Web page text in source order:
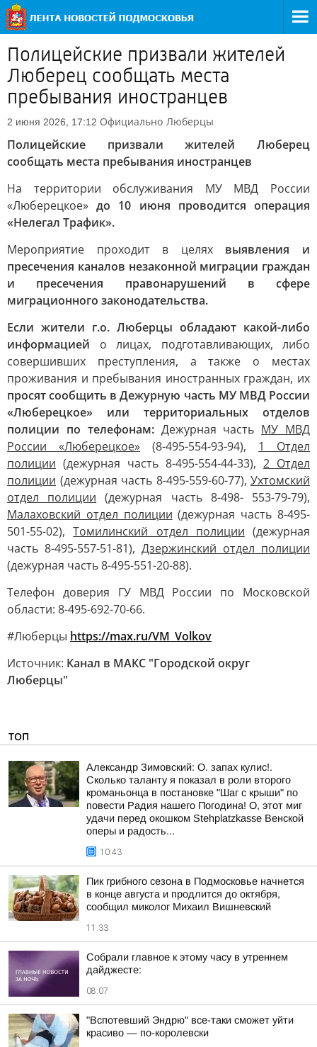
Полицейские призвали жителей
Люберец сообщать места
пребывания иностранцев
2 июня 2026, 17:12 Официально Люберцы
Полицейские призвали жителей Люберец
сообщать места пребывания иностранцев
На территории обслуживания МУ МВД России
«Люберецкое»до 10 июня проводится операция
«Нелегал Трафик».
Мероприятие проходит в целях выявления и
пресечения каналов незаконной миграции граждан
и пресечения правонарушений в сфере
миграционного законодательства.
Если жители г.о. Люберцы обладают какой-либо
информацией о лицах, подготавливающих, либо
совершивших преступления, а также о местах
проживания и пребывания иностранных граждан, их
просят сообщить в Дежурную часть МУ МВД России
«Люберецкое» или территориальных отделов
полиции по телефонам: Дежурная часть МУ МВД
России «Люберецкое» (8-495-554-93-94), 1 Отдел
полиции (дежурная часть 8-495-554-44-33), 2 Отдел
полиции (дежурная часть 8-495-559-60-77), Ухтомский
отдел полиции (дежурная часть 8-498- 553-79-79),
Малаховский отдел полиции (дежурная часть 8-495-
501-55-02),Томилинский отдел полиции (дежурная
часть 8-495-557-51-81), Дзержинский отдел полиции
(дежурная часть 8-495-551-20-88).
Телефон доверия ГУ МВД России по Московской
области: 8-495-692-70-66.
#Люберцы https://max.ru/VM_Volkov
Источник: Канал в МАКС "Городской округ
Люберцы"
ТОП
Александр Зимовский: О. запах кулис!.
Сколько таланту я показал в роли второго
кроманьонца в постановке "Шаг с крыши" по
повести Радия нашего Погодина! О, этот миг
удачи перед окошком Stehplatzkasse Венской
оперы и радость...
10:43
Пик грибного сезона в Подмосковье начнется
в конце августа и продлится до октября,
сообщил миколог Михаил Вишневский
11:33
Собрали главное к этому часу в утреннем
дайджесте:
08:07
"Вспотевший Эндрю" все-таки сможет уйти
красиво — по-королевски